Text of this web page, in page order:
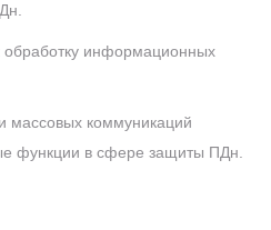
информационных
массовых коммуникаций
функции в сфере защиты ПДн.